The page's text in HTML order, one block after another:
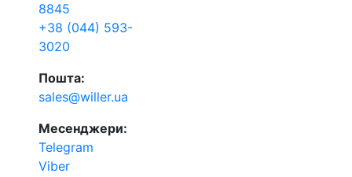
8845
+38 (044) 593-
3020
Пошта:
sales@willer.ua
Месенджери:
Telegram
Viber